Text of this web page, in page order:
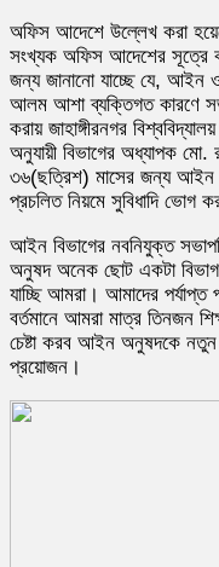
অফিস আদেশে উল্লেখ করা
সংখ্যক অফিস আদেশের সূত্রে
জন্য জানানো যাচ্ছে যে, আইন ও
আলম আশা ব্যক্তিগত কারণে
করায় জাহাঙ্গীরনগর
অনুযায়ী বিভাগের অধ্যাপক মো.
৩৬(ছত্রিশ) মাসের জন্য আইন ও
প্রচলিত নিয়মে সুবিধাদি ভোগ
আইন বিভাগের নবনিযুক্ত
অনুষদ অনেক ছোট একটা বিভাগ,
যাচ্ছি আমরা। আমাদের পর্যাপ্ত
বর্তমানে আমরা মাত্র তিনজন
চেষ্টা করব আইন অনুষদকে
প্রয়োজন।